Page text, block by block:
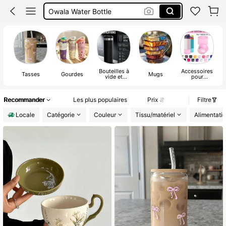
Owala Water Bottle
Owala
Tasses Gourdes Bouteilles à
vide et Mugs Accessoires
pour
Recommander Les plus populaires Prix
Filtre
Locale
Catégorie Couleur Tissu/matériel